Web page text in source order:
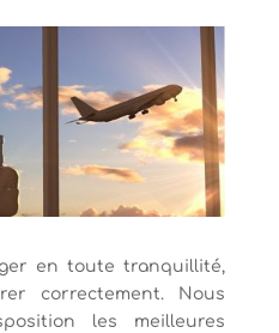
en toute tranquillité,
correctement. Nous
les meilleures